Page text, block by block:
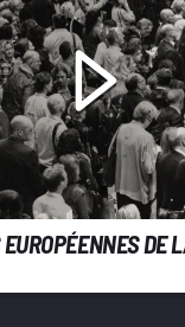
DE